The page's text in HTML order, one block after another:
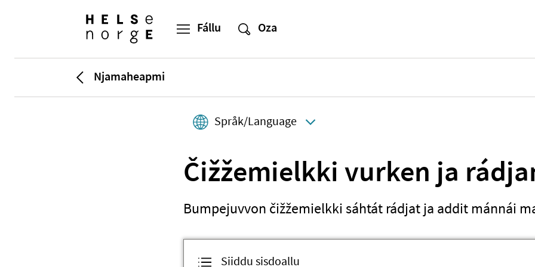
Njamaheapmi
Språk/Language
Čižžemielkki vurken ja
Bumpejuvvon čižžemielkki sáhtát rádjat ja addit mánnái
Siiddu sisdoallu